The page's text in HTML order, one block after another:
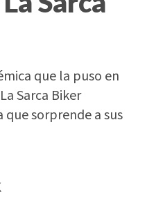
que la puso en
Sarca Biker
sorprende a sus